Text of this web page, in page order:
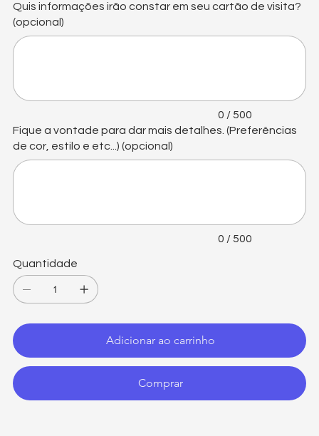
Quis informações irão constar em seu cartão de visita?
(opcional)
500
caracteres.
0 / 500
Fique a vontade para dar mais detalhes. (Preferências
de cor, estilo e etc...) (opcional)
500
caracteres.
0 / 500
Quantidade
Adicionar ao carrinho
Comprar